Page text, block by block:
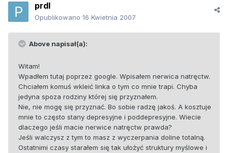
prdl
Opublikowano 16 Kwietnia 2007
Above napisał(a):
Witam!
Wpadłem tutaj poprzez google. Wpisałem nerwica natręctw.
Chciałem komuś wkleić linka o tym co mnie trapi. Chyba
jedyna spoza rodziny której się przyznałem.
Nie, nie mogę się przyznać. Bo sobie radzę jakoś. A kosztuje
mnie to często stany depresyjne i poddepresyjne. Wiecie
dlaczego jeśli macie nerwice natręctw prawda?
Jeśli walczysz z tym to masz z wyczerpania doline totalną.
Ostatnimi czasy starałem się tak ułożyć struktury myślowe i